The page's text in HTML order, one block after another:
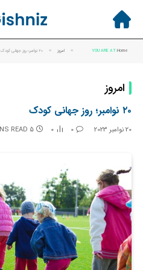
YOU ARE AT:Home
» امروز » ۲۰ نوامبر؛ روز جهانی کودک
امروز
۲۰ نوامبر؛ روز جهانی کودک
20 نوامبر 2023 0
0
5 MINS READ